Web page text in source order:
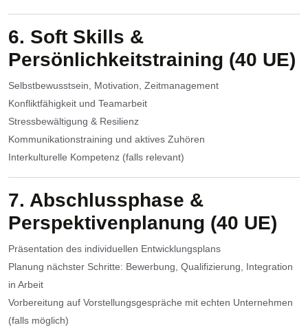
6. Soft Skills &
Persönlichkeitstraining (40 UE)
Selbstbewusstsein, Motivation, Zeitmanagement
Konfliktfähigkeit und Teamarbeit
Stressbewältigung & Resilienz
Kommunikationstraining und aktives Zuhören
Interkulturelle Kompetenz (falls relevant)
7. Abschlussphase &
Perspektivenplanung (40 UE)
Präsentation des individuellen Entwicklungsplans
Planung nächster Schritte: Bewerbung, Qualifizierung, Integration
in Arbeit
Vorbereitung auf Vorstellungsgespräche mit echten Unternehmen
(falls möglich)